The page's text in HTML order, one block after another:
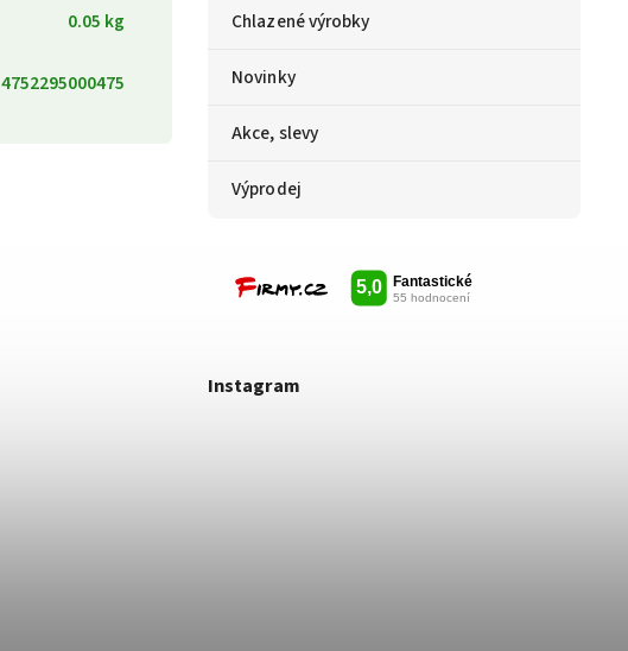
Chlazené výrobky
Novinky
Akce, slevy
Výprodej
Instagram
0.05 kg
4752295000475